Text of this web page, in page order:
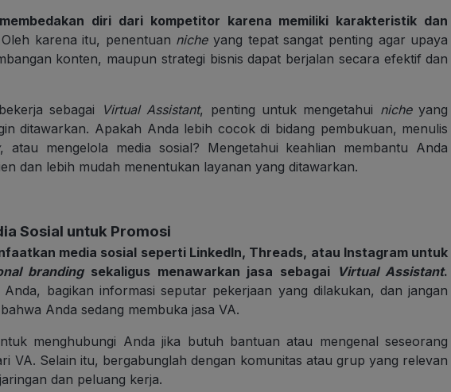
diri dari kompetitor karena memiliki karakteristik dan
Oleh karena itu, penentuan nicheyang tepat sangat penting agar upaya
konten, maupun strategi bisnis dapat berjalan secara efektif dan
sebagai
Virtual Assistant, penting untuk mengetahui nicheyang
ditawarkan. Apakah Anda lebih cocok di bidang pembukuan, menulis
, atau mengelola media sosial? Mengetahui keahlian membantu Anda
dan lebih mudah menentukan layanan yang ditawarkan.
Sosial untuk Promosi
media sosial seperti LinkedIn, Threads, atau Instagram untuk
brandingsekaligus menawarkan jasa sebagai Virtual Assistant.
Anda, bagikan informasi seputar pekerjaan yang dilakukan, dan jangan
Anda sedang membuka jasa VA.
menghubungi Anda jika butuh bantuan atau mengenal seseorang
VA. Selain itu, bergabunglah dengan komunitas atau grup yang relevan
dan peluang kerja.